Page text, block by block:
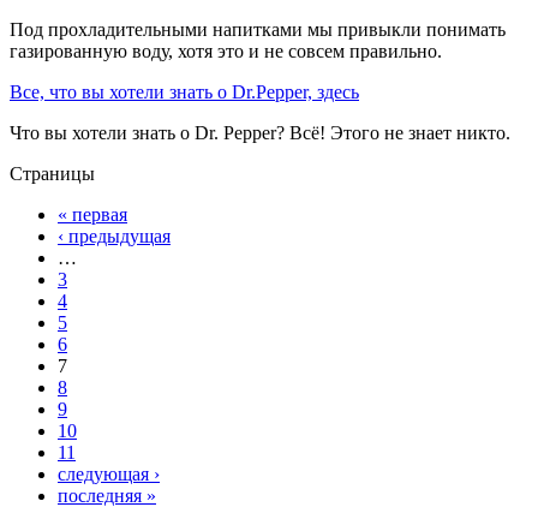
Под прохладительными напитками мы привыкли понимать
газированную воду, хотя это и не совсем правильно.
Все, что вы хотели знать о Dr.Pepper, здесь
Что вы хотели знать о Dr. Pepper? Всё! Этого не знает никто.
Страницы
« первая
‹ предыдущая
…
3
4
5
6
7
8
9
10
11
следующая ›
последняя »